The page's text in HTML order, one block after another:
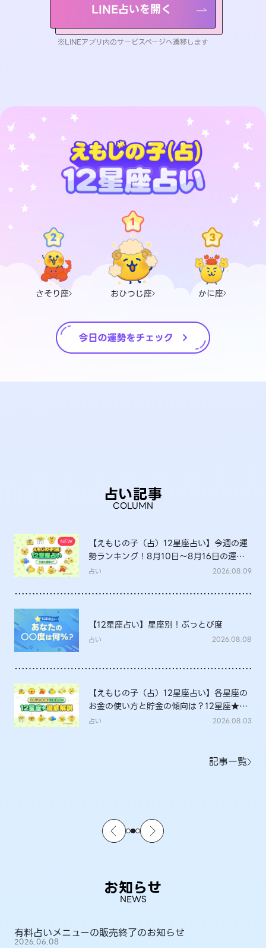
LINE占いを開く
※LINEアプリ内のサービスページへ遷移します
さそり座 おひつじ座 かに座
占い記事
COLUMN
【えもじの子（占）12星座占い】今週の運
勢ランキング！8月10日～8月16日の運勢
は？
占い 2026.08.09
【12星座占い】星座別！ぶっとび度
占い 2026.08.08
【えもじの子（占）12星座占い】各星座の
お金の使い方と貯金の傾向は？12星座★徹
底解説
占い 2026.08.03
記事一覧
お知らせ
NEWS
有料占いメニューの販売終了のお知らせ
2026.06.08